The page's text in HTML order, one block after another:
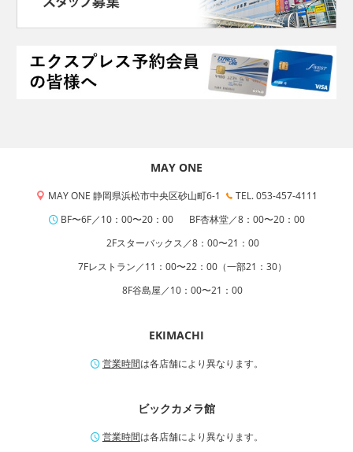
MAY ONE
MAY ONE 静岡県浜松市中央区砂山町6-1
TEL. 053-457-4111
BF〜6F／10：00〜20：00
BF杏林堂／8：00〜20：00
2Fスターバックス／8：00〜21：00
7Fレストラン／11：00〜22：00（一部21：30）
8F谷島屋／10：00〜21：00
EKIMACHI
営業時間は各店舗により異なります。
ビックカメラ館
営業時間は各店舗により異なります。